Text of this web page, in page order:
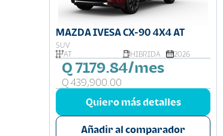
MAZDA IVESA CX-90 4X4 AT
SUV
AT
HIBRIDA 2026
Q 7179.84/mes
Q 439,900.00
Quiero más detalles
Añadir al comparador